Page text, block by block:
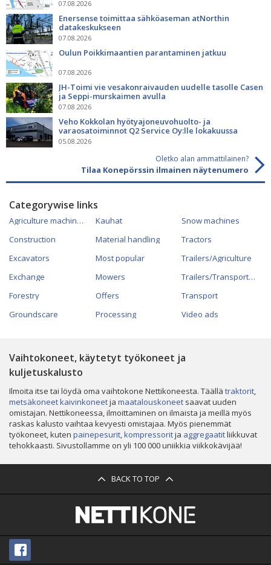
07.08.2026
Enersense toimittaa sähköaseman atNorthin
datakeskukseen
07.08.2026
Oulun Poikkimaantien parantaminen jatkuu
07.08.2026
JH-Toimi vie vesakonraivauden uudelle tasolle Casen
ja Seppi-murskaimen avulla
07.08.2026
Veho Kokkolan hyötyajoneuvohuolto- ja
varaosatoiminnot Q2 Service Oy:lle lokakuussa
05.08.2026
Oletko alan ammattilainen?
Tilaa Konepörssin ilmainen näytenumero
Categorywise links
Agriculture machines
Construction
Excavators
Exchange
Forestry
Groundscare
Kauhat
Material handling
Most popular
Mowers
Offers
Processing
Snow machines
Tractors
Trailers/Agriculture
Trailers/Transportation
Transport
Video ads
Vaihtokoneet, käytetyt työkoneet ja
kuljetuskalusto
Ilmoita itse tai löydä oma vaihtokone Nettikoneesta. Täällä traktorit,
metsäkoneetkaivinkoneetja maatalouskoneet saavat uuden
omistajan. Nettikoneessa, ilmoittaminen on ilmaista ja meillä myös
raskas kalusto vaihtaa kevyesti omistajaa. Myös pienemmät
työkoneet, kuten painepesurit,kompressoritja aggregaatitliikkuvat
tehokkaasti. Sivustollamme on yli 100 000 uniikkia viikkokävijää!
BACK TO TOP